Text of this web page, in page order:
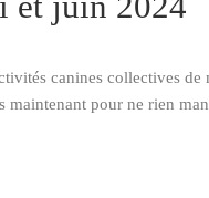
canines collectives de
maintenant pour ne rien